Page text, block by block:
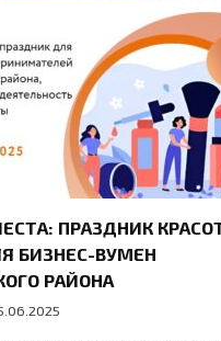
ПРАЗДНИК
БИЗНЕС-ВУМЕН
РАЙОНА